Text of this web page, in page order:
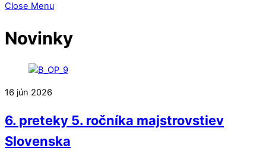
Close Menu
Novinky
16 jún 2026
6. preteky 5. ročníka majstrovstiev
Slovenska